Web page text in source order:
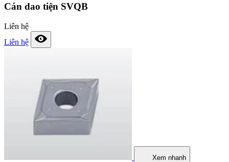
Cán dao tiện SVQB
Liên hệ
Liên hệ
Xem nhanh